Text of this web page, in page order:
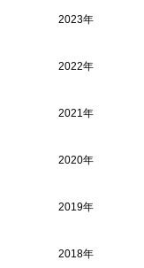
2023年
2022年
2021年
2020年
2019年
2018年